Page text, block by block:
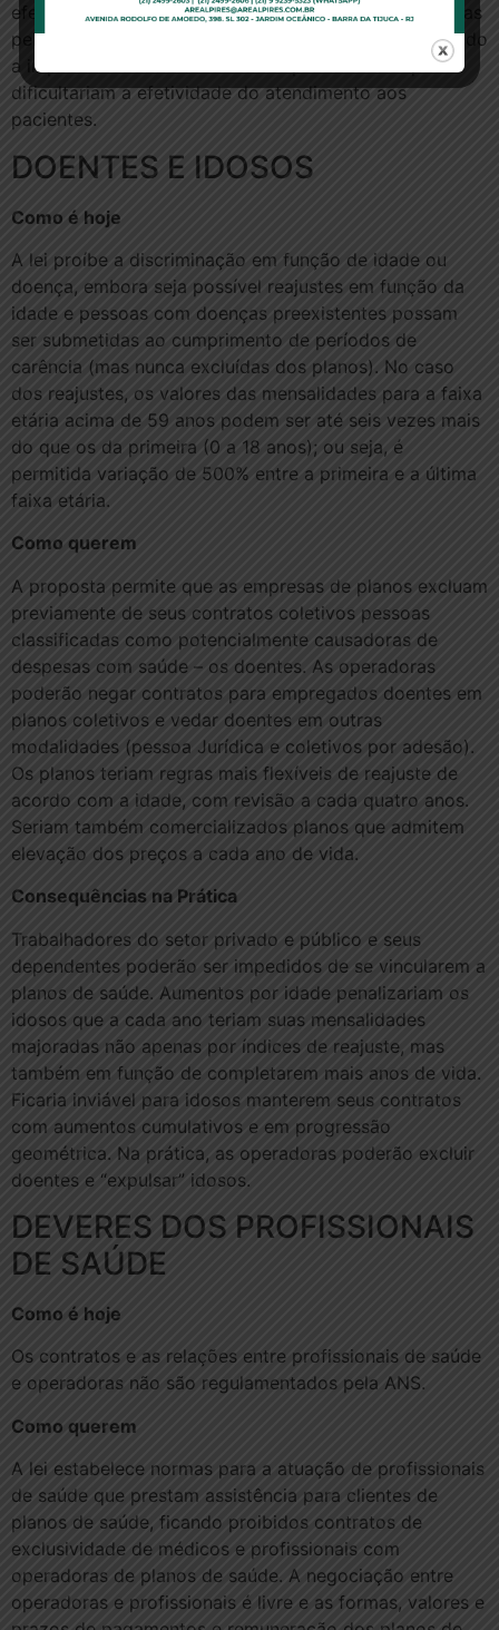
efetivamente disponível. As juntas médicas contratadas
pelas operadoras trarão conflitos de interesses, levando
a impasses éticos e atritos entre profissionais que
dificultariam a efetividade do atendimento aos
pacientes.
DOENTES E IDOSOS
Como é hoje
A lei proíbe a discriminação em função de idade ou
doença, embora seja possível reajustes em função da
idade e pessoas com doenças preexistentes possam
ser submetidas ao cumprimento de períodos de
carência (mas nunca excluídas dos planos). No caso
dos reajustes, os valores das mensalidades para a faixa
etária acima de 59 anos podem ser até seis vezes mais
do que os da primeira (0 a 18 anos); ou seja, é
permitida variação de 500% entre a primeira e a última
faixa etária.
Como querem
A proposta permite que as empresas de planos excluam
previamente de seus contratos coletivos pessoas
classificadas como potencialmente causadoras de
despesas com saúde – os doentes. As operadoras
poderão negar contratos para empregados doentes em
planos coletivos e vedar doentes em outras
modalidades (pessoa Jurídica e coletivos por adesão).
Os planos teriam regras mais flexíveis de reajuste de
acordo com a idade, com revisão a cada quatro anos.
Seriam também comercializados planos que admitem
elevação dos preços a cada ano de vida.
Consequências na Prática
Trabalhadores do setor privado e público e seus
dependentes poderão ser impedidos de se vincularem a
planos de saúde. Aumentos por idade penalizariam os
idosos que a cada ano teriam suas mensalidades
majoradas não apenas por índices de reajuste, mas
também em função de completarem mais anos de vida.
Ficaria inviável para idosos manterem seus contratos
com aumentos cumulativos e em progressão
geométrica. Na prática, as operadoras poderão excluir
doentes e “expulsar” idosos.
DEVERES DOS PROFISSIONAIS
DE SAÚDE
Como é hoje
Os contratos e as relações entre profissionais de saúde
e operadoras não são regulamentados pela ANS.
Como querem
A lei estabelece normas para a atuação de profissionais
de saúde que prestam assistência para clientes de
planos de saúde, ficando proibidos contratos de
exclusividade de médicos e profissionais com
operadoras de planos de saúde. A negociação entre
operadoras e profissionais é livre e as formas, valores e